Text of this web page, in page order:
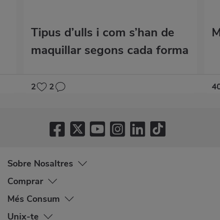
Tipus d’ulls i com s’han de
maquillar segons cada forma
2 2
Sobre Nosaltres
Comprar
Més Consum
Unix-te